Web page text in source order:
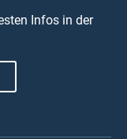
Infos in der